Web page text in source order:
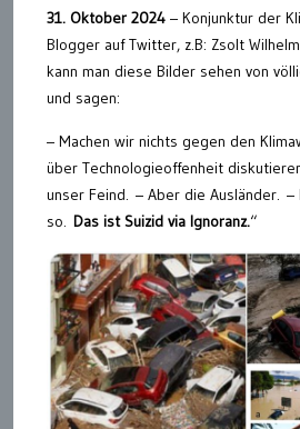
31. Oktober 2024 – Konjunktur der
Blogger auf Twitter, z.B: Zsolt
kann man diese Bilder sehen von
und sagen:
– Machen wir nichts gegen den
über Technologieoffenheit
unser Feind. – Aber die Ausländer. –
so. Das ist Suizid via Ignoranz.“